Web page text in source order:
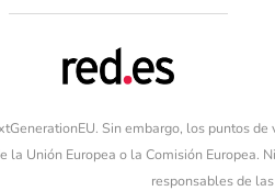
Sin embargo, los puntos
la Unión Europea o la Comisión Europea.
responsables de